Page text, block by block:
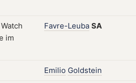
Favre-Leuba SA
Emilio Goldstein